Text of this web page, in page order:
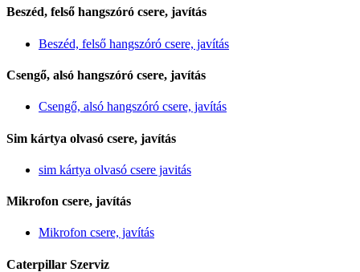
Beszéd, felső hangszóró csere, javítás
Beszéd, felső hangszóró csere, javítás
Csengő, alsó hangszóró csere, javítás
Csengő, alsó hangszóró csere, javítás
Sim kártya olvasó csere, javítás
sim kártya olvasó csere javitás
Mikrofon csere, javítás
Mikrofon csere, javítás
Caterpillar Szerviz